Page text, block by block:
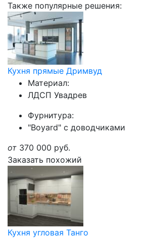
Также популярные решения:
Кухня прямые Дримвуд
Материал:
ЛДСП Увадрев
Фурнитура:
"Boyard" с доводчиками
от 370 000 руб.
Заказать похожий
Кухня угловая Танго